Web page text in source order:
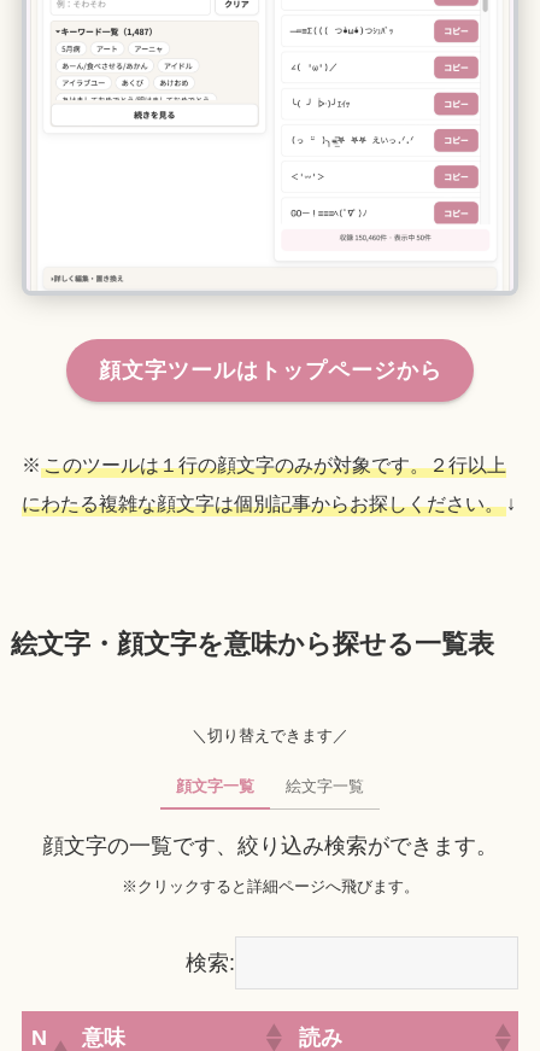
顔文字ツールはトップページから
※ このツールは１行の顔文字のみが対象です。２行以上
にわたる複雑な顔文字は個別記事からお探しください。↓
絵文字・顔文字を意味から探せる一覧表
＼切り替えできます／
顔文字一覧 絵文字一覧
顔文字の一覧です、絞り込み検索ができます。
※クリックすると詳細ページへ飛びます。
検索:
N
意味 読み